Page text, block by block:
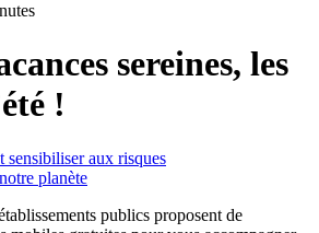
sereines, les
!
aux risques
planète
publics proposent de